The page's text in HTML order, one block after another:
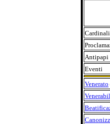
Cardinali
Antipapi
Eventi
Venerato